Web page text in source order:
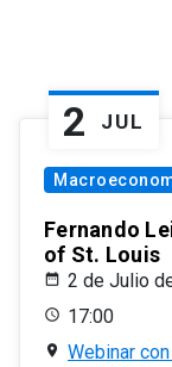
2 JUL
Fernando
of St. Louis
2 de Julio
17:00
Webinar